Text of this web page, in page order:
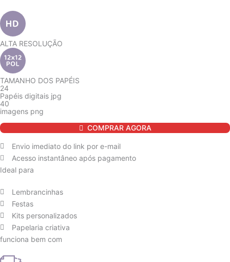
ALTA RESOLUÇÃO
TAMANHO DOS PAPÉIS
24
Papéis digitais jpg
40
imagens png
de
Digital
Dinossauros
2
COMPRAR AGORA
Envio imediato do link por e-mail
Acesso instantâneo após pagamento
Ideal para
Lembrancinhas
Festas
Kits personalizados
Papelaria criativa
funciona bem com